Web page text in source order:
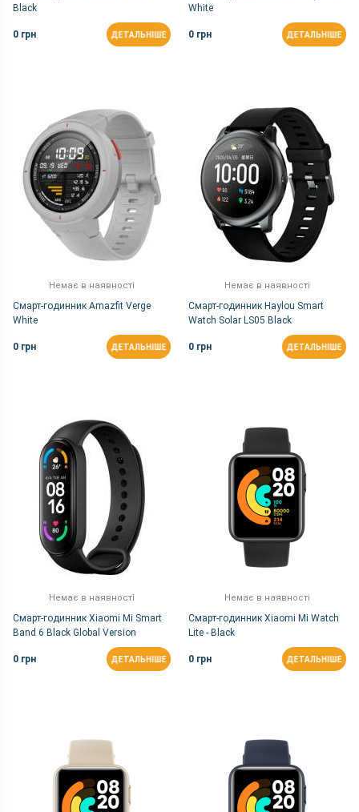
Black
0 грн ДЕТАЛЬНІШЕ
White
0 грн ДЕТАЛЬНІШЕ
Немає в наявності
Смарт-годинник Amazfit Verge
White
0 грн ДЕТАЛЬНІШЕ
Немає в наявності
Смарт-годинник Haylou Smart
Watch Solar LS05 Black
0 грн ДЕТАЛЬНІШЕ
Немає в наявності
Смарт-годинник Xiaomi Mi Smart
Band 6 Black Global Version
0 грн ДЕТАЛЬНІШЕ
Немає в наявності
Смарт-годинник Xiaomi Mi Watch
Lite - Black
0 грн ДЕТАЛЬНІШЕ